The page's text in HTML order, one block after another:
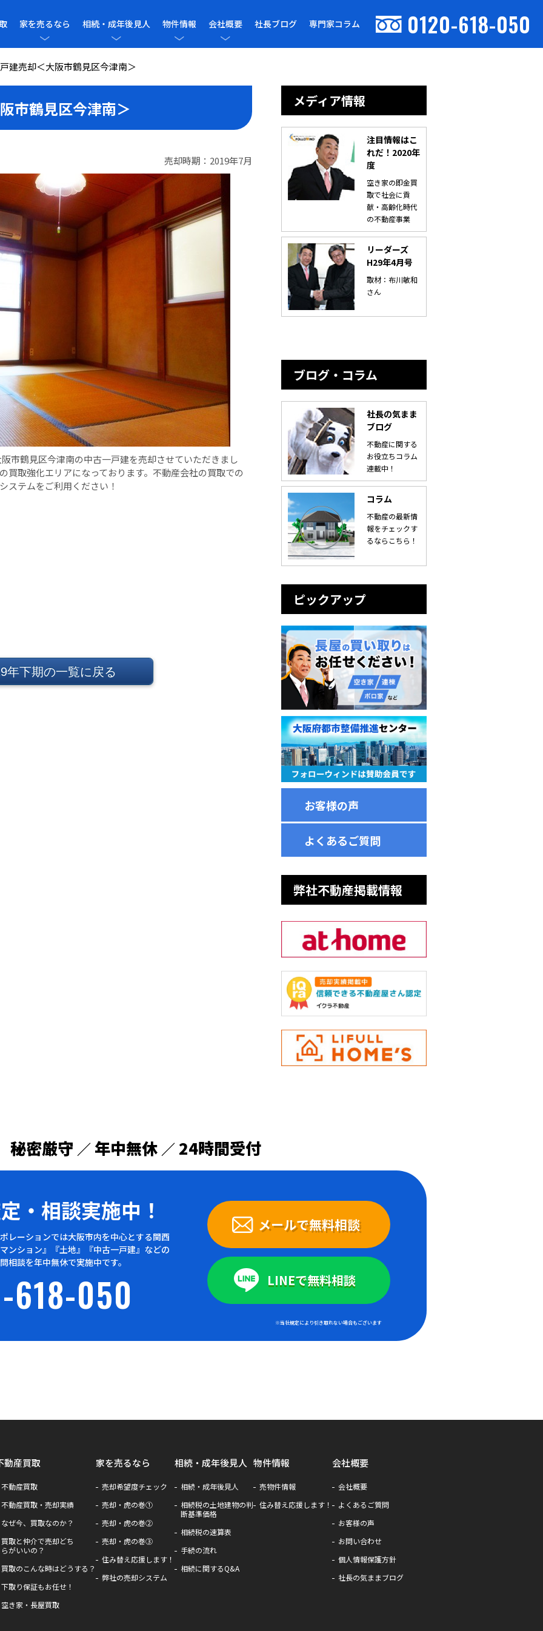
家を売るなら 相続・成年後見人 物件情報 会社概要 社長ブログ 専門家コラム 0120-618-050
建売却＜大阪市鶴見区今津南＞
市鶴見区今津南＞
売却時期：2019年7月
市鶴見区今津南の中古一戸建を売却させていただきまし
買取強化エリアになっております。不動産会社の買取での
ステムをご利用ください！
年下期の一覧に戻る
メディア情報
注目情報はこ
れだ！2020年
度
空き家の即金買
取で社会に貢
献・高齢化時代
の不動産事業
リーダーズ
H29年4月号
取材：布川敏和
さん
ブログ・コラム
社長の気まま
ブログ
不動産に関する
お役立ちコラム
連載中！
コラム
不動産の最新情
報をチェックす
るならこちら！
ピックアップ
お客様の声
よくあるご質問
弊社不動産掲載情報
秘密厳守 ／ 年中無休 ／ 24時間受付
・ 相談実施中！
レーションでは大阪市内を中心とする関西
ンション』『土地』『中古一戸建』などの
相談を年中無休で実施中です。
618-050
メールで無料相談
LINEで無料相談
※当社規定により引き取れない場合もございます
動産買取
不動産買取
不動産買取・売却実績
なぜ今、買取なのか？
買取と仲介で売却どち
らがいいの？
買取のこんな時はどうする？
下取り保証もお任せ！
空き家・長屋買取
家を売るなら
売却希望度チェック
売却・虎の巻①
売却・虎の巻②
売却・虎の巻③
住み替え応援します！
弊社の売却システム
相続・成年後見人
相続・成年後見人
相続税の土地建物の判
断基準価格
相続税の速算表
手続の流れ
相続に関するQ&A
物件情報
売物件情報
住み替え応援します！
会社概要
会社概要
よくあるご質問
お客様の声
お問い合わせ
個人情報保護方針
社長の気ままブログ